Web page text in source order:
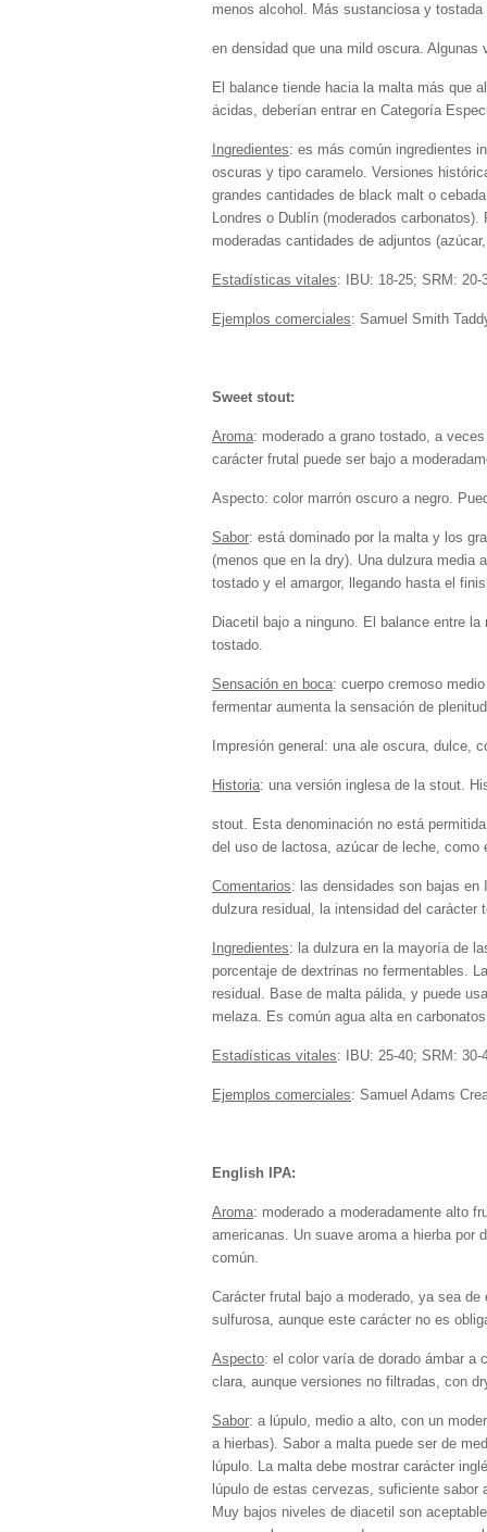
menos alcohol. Más sustanciosa y tostada
en densidad que una mild oscura. Algunas
El balance tiende hacia la malta más que
ácidas, deberían entrar en Categoría
Ingredientes: es más común ingredientes
oscuras y tipo caramelo. Versiones
grandes cantidades de black malt o
Londres o Dublín (moderados
moderadas cantidades de adjuntos
Estadísticas vitales: IBU: 18-25; SRM: 20-
Ejemplos comerciales: Samuel Smith
Sweet stout:
Aroma: moderado a grano tostado, a
carácter frutal puede ser bajo a
Aspecto: color marrón oscuro a negro.
Sabor: está dominado por la malta y los
(menos que en la dry). Una dulzura media
tostado y el amargor, llegando hasta el
Diacetil bajo a ninguno. El balance entre
tostado.
Sensación en boca: cuerpo cremoso
fermentar aumenta la sensación de
Impresión general: una ale oscura, dulce,
Historia: una versión inglesa de la stout.
stout. Esta denominación no está
del uso de lactosa, azúcar de leche, como
Comentarios: las densidades son bajas
dulzura residual, la intensidad del
Ingredientes: la dulzura en la mayoría de
porcentaje de dextrinas no fermentables.
residual. Base de malta pálida, y puede
melaza. Es común agua alta en
Estadísticas vitales: IBU: 25-40; SRM: 30-
Ejemplos comerciales: Samuel Adams
English IPA:
Aroma: moderado a moderadamente alto
americanas. Un suave aroma a hierba por
común.
Carácter frutal bajo a moderado, ya sea
sulfurosa, aunque este carácter no es
Aspecto: el color varía de dorado ámbar a
clara, aunque versiones no filtradas, con
Sabor: a lúpulo, medio a alto, con un
a hierbas). Sabor a malta puede ser de
lúpulo. La malta debe mostrar carácter
lúpulo de estas cervezas, suficiente
Muy bajos niveles de diacetil son